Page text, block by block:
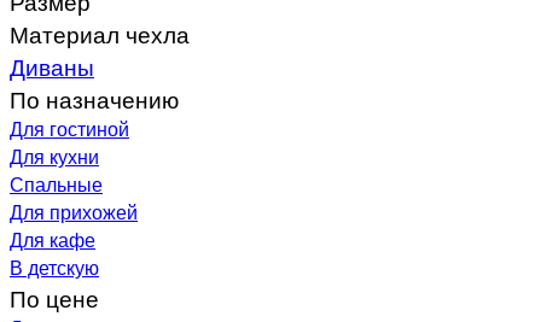
Материал чехла
Диваны
По назначению
Для гостиной
Для кухни
Спальные
Для прихожей
Для кафе
В детскую
По цене